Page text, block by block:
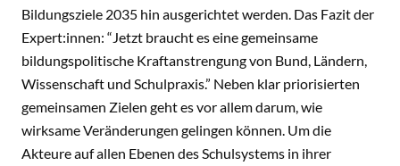
Bildungsziele 2035 hin ausgerichtet werden. Das Fazit der
Expert:innen: “Jetzt braucht es eine gemeinsame
bildungspolitische Kraftanstrengung von Bund, Ländern,
Wissenschaft und Schulpraxis.” Neben klar priorisierten
gemeinsamen Zielen geht es vor allem darum, wie
wirksame Veränderungen gelingen können. Um die
Akteure auf allen Ebenen des Schulsystems in ihrer